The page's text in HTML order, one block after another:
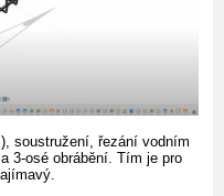
soustružení, řezání vodním
3-osé obrábění. Tím je pro